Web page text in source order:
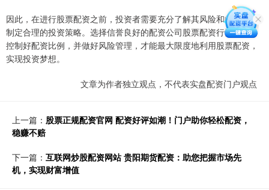
因此，在进行股票配资之前，投资者需要充分了解其风险和收益，并
制定合理的投资策略。选择信誉良好的配资公司股票配资行情如何，
控制好配资比例，并做好风险管理，才能最大限度地利用股票配资，
实现投资梦想。
文章为作者独立观点，不代表实盘配资门户观点
上一篇： 股票正规配资官网 配资好评如潮！门户助你轻松配资，
稳赚不赔
下一篇： 互联网炒股配资网站 贵阳期货配资：助您把握市场先
机，实现财富增值